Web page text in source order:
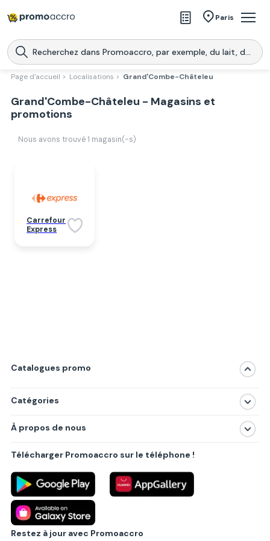
Paris
Magasins
Produits
Télécharge l’application
Promoaccro
Télécharger
Page d'accueil > Localisations > Grand'Combe-Châteleu
Grand'Combe-Châteleu - Magasins et
promotions
Nous avons trouvé 1 magasin(-s)
Carrefour
Express
Catalogues promo
Catégories
Produits
Villes principales
À propos de nous
Politique de confidentialité
Règlements
Partenariat B2B
Blog
Contact
Télécharger Promoaccro sur le téléphone !
Restez à jour avec Promoaccro